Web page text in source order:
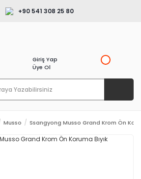
+90 541 308 25 80
Giriş Yap
Üye Ol
Musso Ssangyong Musso Grand Krom Ön